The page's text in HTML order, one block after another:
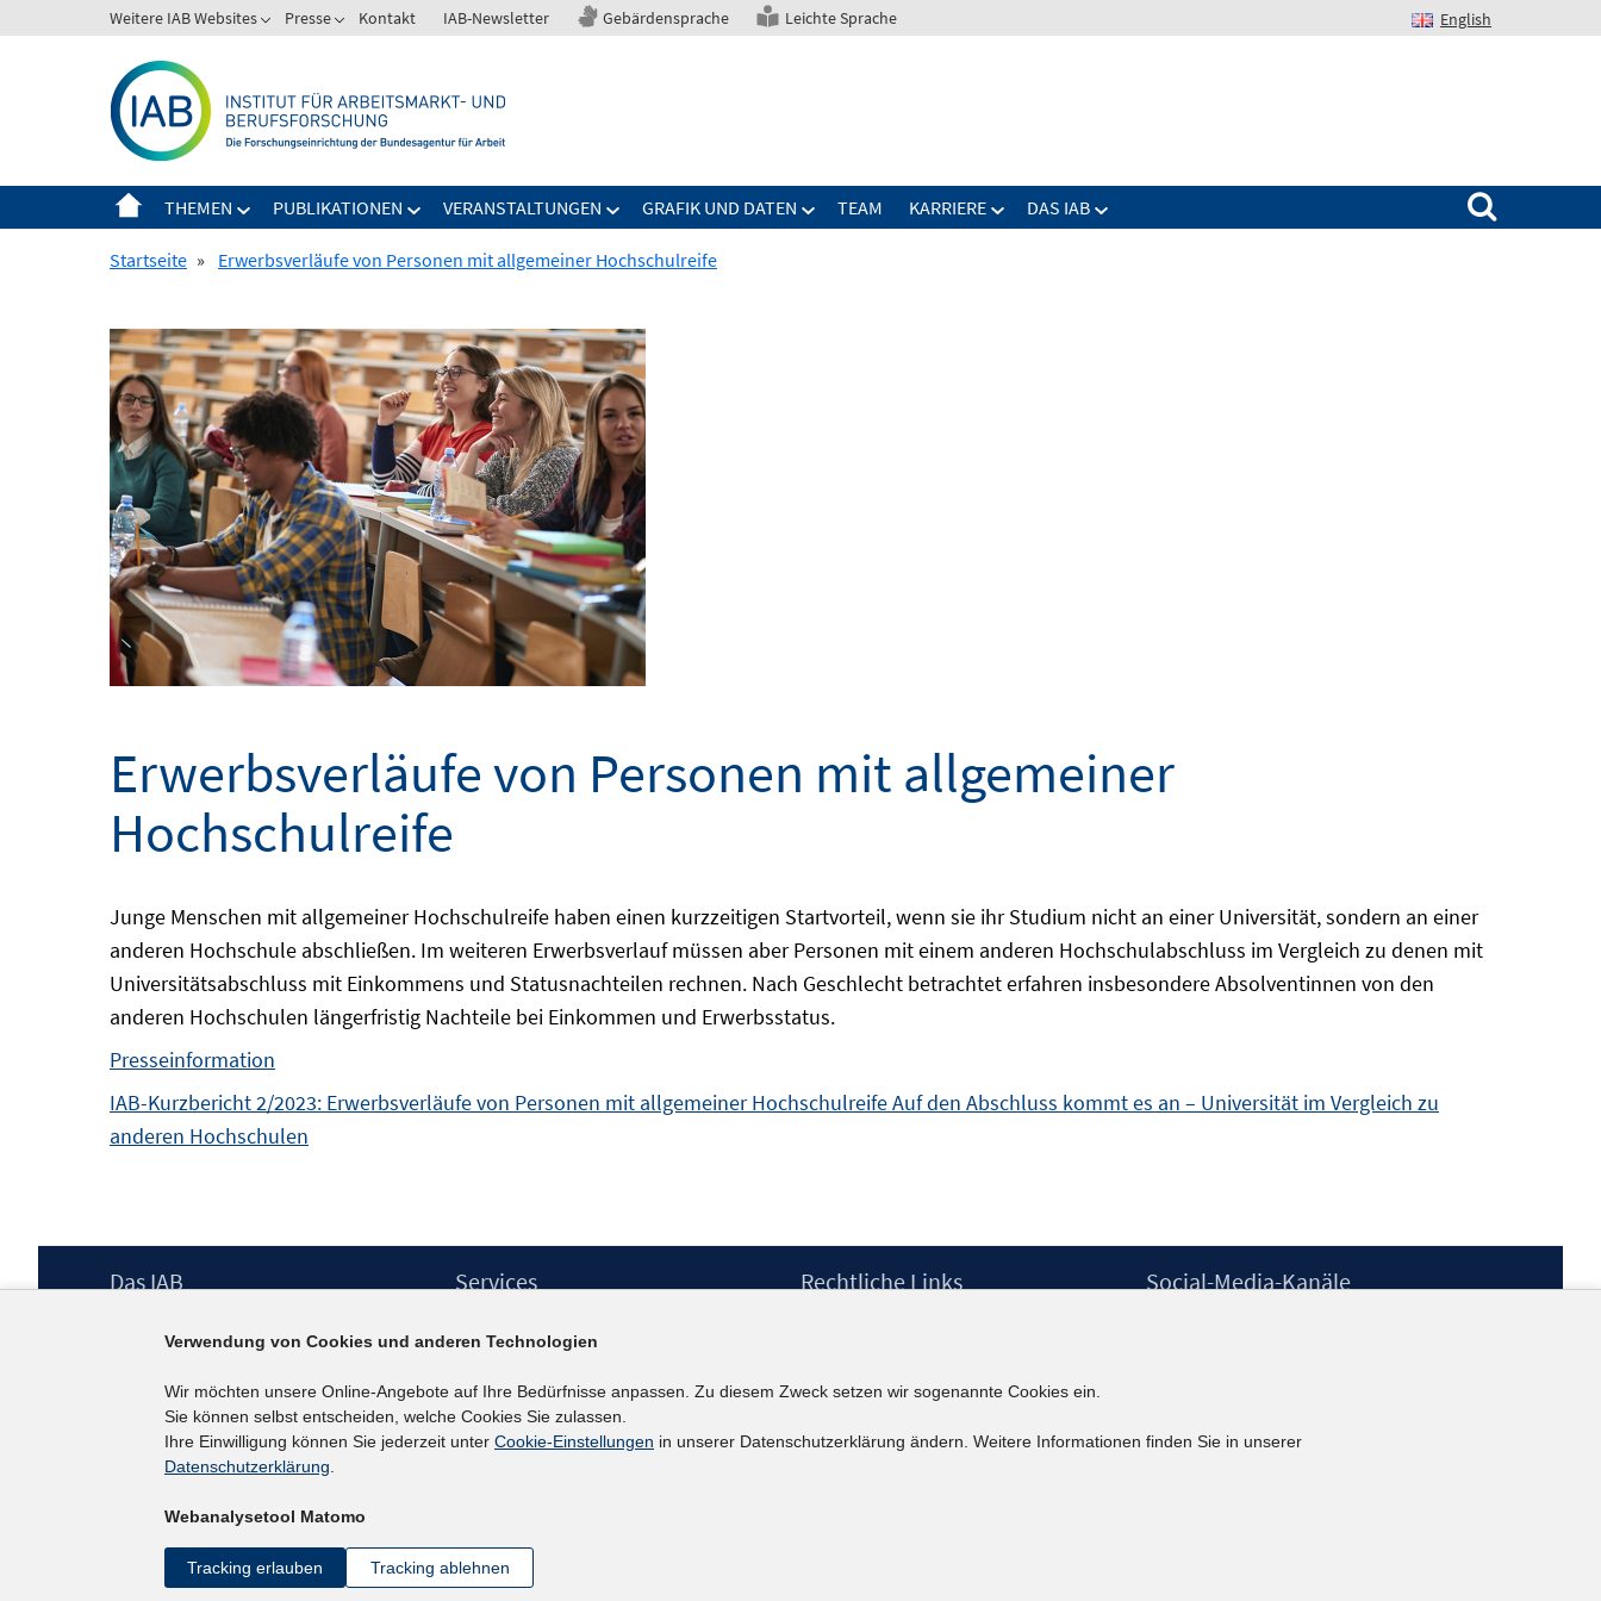
zum
Weitere IAB Websites Presse Kontakt IAB-Newsletter Gebärdensprache Leichte Sprache English
THEMEN PUBLIKATIONEN VERANSTALTUNGEN GRAFIK UND DATEN TEAM KARRIERE DAS IAB
Suchen nach:
Startseite » Erwerbsverläufe von Personen mit allgemeiner Hochschulreife
Erwerbsverläufe von Personen mit allgemeiner
Hochschulreife
Junge Menschen mit allgemeiner Hochschulreife haben einen kurzzeitigen Startvorteil, wenn sie ihr Studium nicht an einer Universität, sondern an einer
anderen Hochschule abschließen. Im weiteren Erwerbsverlauf müssen aber Personen mit einem anderen Hochschulabschluss im Vergleich zu denen mit
Universitätsabschluss mit Einkommens und Statusnachteilen rechnen. Nach Geschlecht betrachtet erfahren insbesondere Absolventinnen von den
anderen Hochschulen längerfristig Nachteile bei Einkommen und Erwerbsstatus.
Presseinformation
IAB-Kurzbericht 2/2023: Erwerbsverläufe von Personen mit allgemeiner Hochschulreife Auf den Abschluss kommt es an – Universität im Vergleich zu
anderen Hochschulen
Footer
Das IAB
Berufsforschung (IAB) – unser Leitbild
Institutsleitung
Graduiertenprogramm
Befragungen
Projekte
Services
IAB-Newsletter
Kontakt
Rechtliche Links
Erklärung zur Barrierefreiheit
Social-Media-Kanäle
kununu
Verwendung von Cookies und anderen Technologien
Wir möchten unsere Online-Angebote auf Ihre Bedürfnisse anpassen. Zu diesem Zweck setzen wir sogenannte Cookies ein.
Sie können selbst entscheiden, welche Cookies Sie zulassen.
Ihre Einwilligung können Sie jederzeit unter Cookie-Einstellungen in unserer Datenschutzerklärung ändern. Weitere Informationen finden Sie in unserer
Datenschutzerklärung.
Webanalysetool Matomo
Tracking erlauben Tracking ablehnen